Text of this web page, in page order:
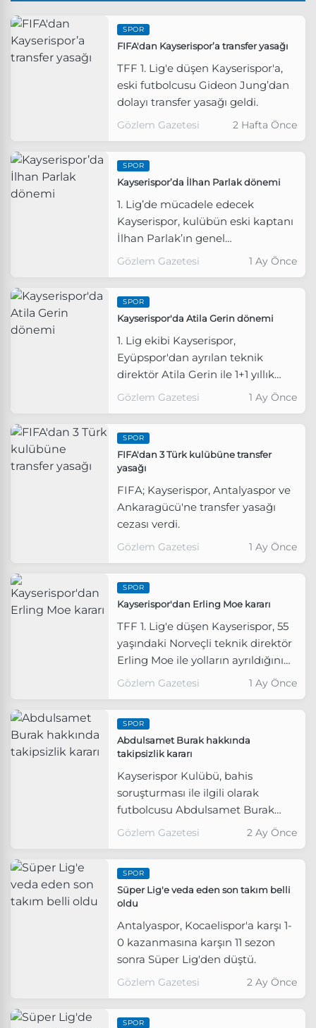
SPOR
FIFA'dan Kayserispor’a transfer yasağı
TFF 1. Lig'e düşen Kayserispor'a,
eski futbolcusu Gideon Jung’dan
dolayı transfer yasağı geldi.
Gözlem Gazetesi 2 Hafta Önce
SPOR
Kayserispor’da İlhan Parlak dönemi
1. Lig’de mücadele edecek
Kayserispor, kulübün eski kaptanı
İlhan Parlak’ın genel
koordinatörlük görevine
Gözlem Gazetesi 1 Ay Önce
SPOR
Kayserispor'da Atila Gerin dönemi
1. Lig ekibi Kayserispor,
Eyüpspor'dan ayrılan teknik
direktör Atila Gerin ile 1+1 yıllık
anlaşma sağladı.
Gözlem Gazetesi 1 Ay Önce
SPOR
FIFA'dan 3 Türk kulübüne transfer
yasağı
FIFA; Kayserispor, Antalyaspor ve
Ankaragücü'ne transfer yasağı
cezası verdi.
Gözlem Gazetesi 1 Ay Önce
SPOR
Kayserispor'dan Erling Moe kararı
TFF 1. Lig'e düşen Kayserispor, 55
yaşındaki Norveçli teknik direktör
Erling Moe ile yolların ayrıldığını
duyurdu.
Gözlem Gazetesi 1 Ay Önce
SPOR
Abdulsamet Burak hakkında
takipsizlik kararı
Kayserispor Kulübü, bahis
soruşturması ile ilgili olarak
futbolcusu Abdulsamet Burak
hakkında takipsizlik kararı
Gözlem Gazetesi 2 Ay Önce
SPOR
Süper Lig'e veda eden son takım belli
oldu
Antalyaspor, Kocaelispor'a karşı 1-
0 kazanmasına karşın 11 sezon
sonra Süper Lig'den düştü.
Gözlem Gazetesi 2 Ay Önce
SPOR